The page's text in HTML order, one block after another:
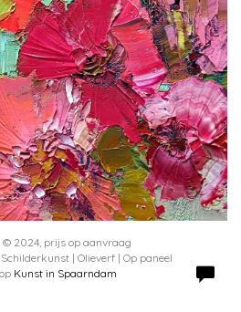
© 2024, prijs op aanvraag
| Olieverf | Op paneel
Kunst in Spaarndam